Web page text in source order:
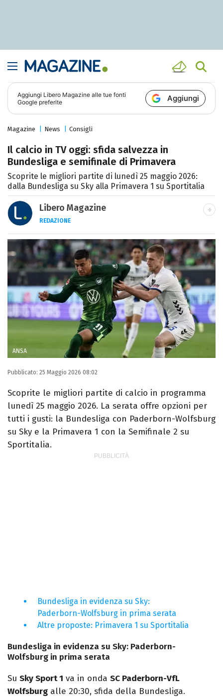
Aggiungi Libero Magazine alle tue fonti
Google preferite
Aggiungi
Magazine News Consigli
Il calcio in TV oggi: sfida salvezza in
Bundesliga e semifinale di Primavera
Scoprite le migliori partite di lunedì 25 maggio 2026:
dalla Bundesliga su Sky alla Primavera 1 su Sportitalia
Libero Magazine
REDAZIONE
E-MAIL
INSTAGRAM FACEBOOK
Libero Magazine è il canale del portale
Libero.it dedicato al mondo della
televisione, dello spettacolo e del gossip.
ANSA
Pubblicato: 25 Maggio 2026 08:02
Scoprite le migliori partite di calcio in programma
lunedì 25 maggio 2026. La serata offre opzioni per
tutti i gusti: la Bundesliga con Paderborn-Wolfsburg
su Sky e la Primavera 1 con la Semifinale 2 su
Sportitalia.
Bundesliga in evidenza su Sky:
Paderborn-Wolfsburg in prima serata
Altre proposte: Primavera 1 su Sportitalia
Bundesliga in evidenza su Sky: Paderborn-
Wolfsburg in prima serata
Su Sky Sport 1 va in onda SC Paderborn-VfL
Wolfsburg alle 20:30, sfida della Bundesliga.